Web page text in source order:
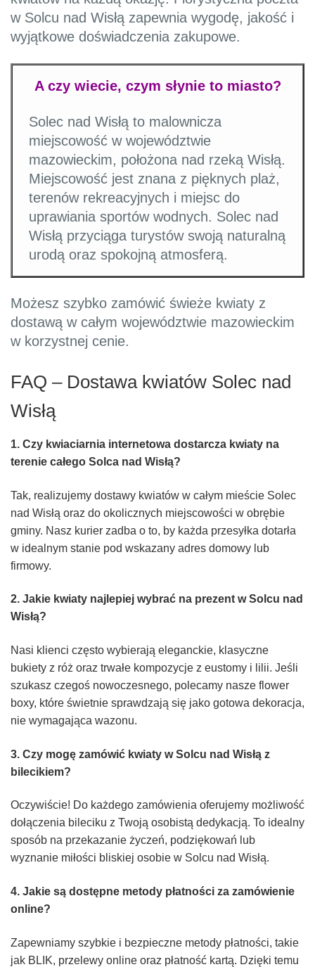
w Solcu nad Wisłą zapewnia wygodę, jakość i
wyjątkowe doświadczenia zakupowe.
A czy wiecie, czym słynie to miasto?
Solec nad Wisłą to malownicza
miejscowość w województwie
mazowieckim, położona nad rzeką Wisłą.
Miejscowość jest znana z pięknych plaż,
terenów rekreacyjnych i miejsc do
uprawiania sportów wodnych. Solec nad
Wisłą przyciąga turystów swoją naturalną
urodą oraz spokojną atmosferą.
Możesz szybko zamówić świeże kwiaty z
dostawą w całym województwie mazowieckim
w korzystnej cenie.
FAQ – Dostawa kwiatów Solec nad
Wisłą
1. Czy kwiaciarnia internetowa dostarcza kwiaty na
terenie całego Solca nad Wisłą?
Tak, realizujemy dostawy kwiatów w całym mieście Solec
nad Wisłą oraz do okolicznych miejscowości w obrębie
gminy. Nasz kurier zadba o to, by każda przesyłka dotarła
w idealnym stanie pod wskazany adres domowy lub
firmowy.
2. Jakie kwiaty najlepiej wybrać na prezent w Solcu nad
Wisłą?
Nasi klienci często wybierają eleganckie, klasyczne
bukiety z róż oraz trwałe kompozycje z eustomy i lilii. Jeśli
szukasz czegoś nowoczesnego, polecamy nasze flower
boxy, które świetnie sprawdzają się jako gotowa dekoracja,
nie wymagająca wazonu.
3. Czy mogę zamówić kwiaty w Solcu nad Wisłą z
bilecikiem?
Oczywiście! Do każdego zamówienia oferujemy możliwość
dołączenia bileciku z Twoją osobistą dedykacją. To idealny
sposób na przekazanie życzeń, podziękowań lub
wyznanie miłości bliskiej osobie w Solcu nad Wisłą.
4. Jakie są dostępne metody płatności za zamówienie
online?
Zapewniamy szybkie i bezpieczne metody płatności, takie
jak BLIK, przelewy online oraz płatność kartą. Dzięki temu